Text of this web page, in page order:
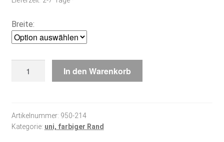
Breite:
Menge
In den Warenkorb
Artikelnummer: 950-214
Kategorie: uni, farbiger Rand